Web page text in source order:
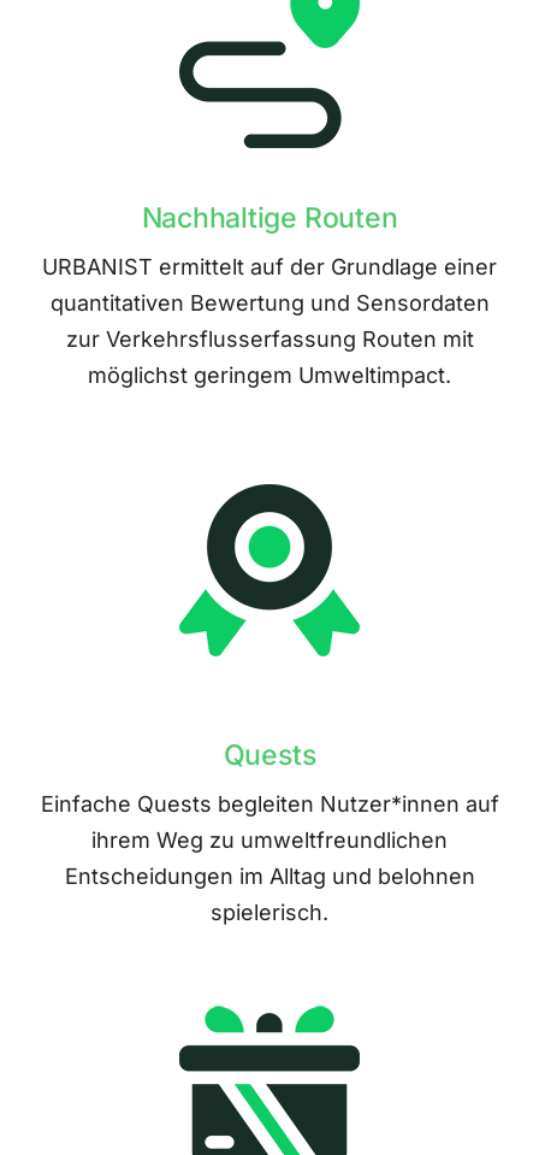
Nachhaltige Routen
URBANIST ermittelt auf der Grundlage einer
quantitativen Bewertung und Sensordaten
zur Verkehrsflusserfassung Routen mit
möglichst geringem Umweltimpact.
Quests
Einfache Quests begleiten Nutzer*innen auf
ihrem Weg zu umweltfreundlichen
Entscheidungen im Alltag und belohnen
spielerisch.